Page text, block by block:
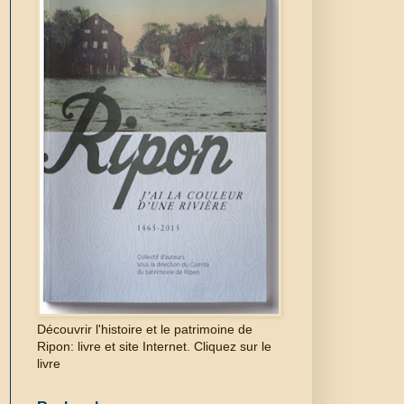
Découvrir l'histoire et le patrimoine de
Ripon: livre et site Internet. Cliquez sur le
livre